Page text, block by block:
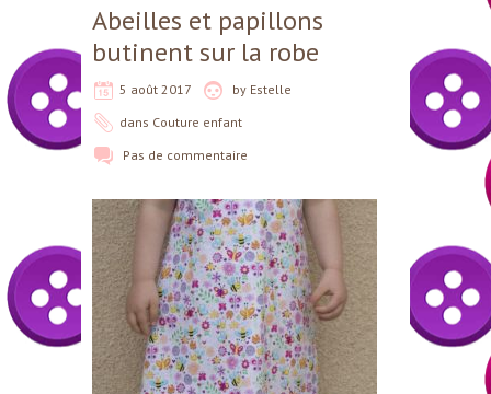
Abeilles et papillons
butinent sur la robe
5 août 2017 by Estelle
dans Couture enfant
Pas de commentaire